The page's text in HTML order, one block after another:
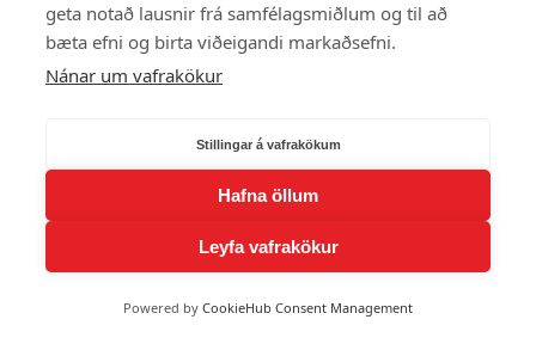
geta notað lausnir frá samfélagsmiðlum og til að
bæta efni og birta viðeigandi markaðsefni.
Nánar um vafrakökur
Stillingar á vafrakökum
Hafna öllum
Leyfa vafrakökur
Powered by CookieHub Consent Management